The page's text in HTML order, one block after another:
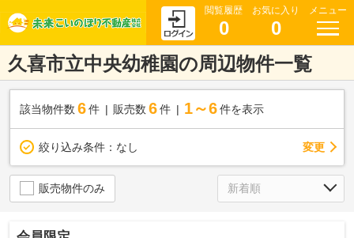
閲覧履歴
0
お気に入り
0
メニュー
久喜市立中央幼稚園の周辺物件一覧
該当物件数 6件 販売数 6 件 1～6 件を表示
絞り込み条件： なし 変更
販売物件のみ